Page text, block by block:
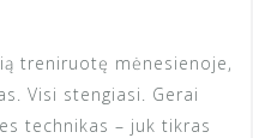
treniruotę mėnesienoje,
Visi stengiasi. Gerai
technikas – juk tikras